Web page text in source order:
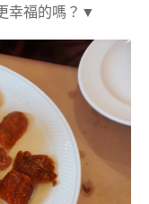
幸福的嗎？▼